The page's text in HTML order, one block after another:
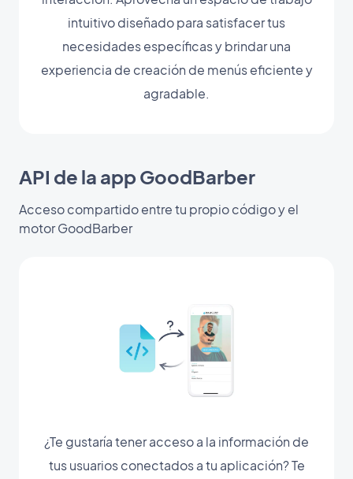
intuitivo diseñado para satisfacer tus
necesidades específicas y brindar una
experiencia de creación de menús eficiente y
agradable.
API de la app GoodBarber
Acceso compartido entre tu propio código y el
motor GoodBarber
¿Te gustaría tener acceso a la información de
tus usuarios conectados a tu aplicación? Te